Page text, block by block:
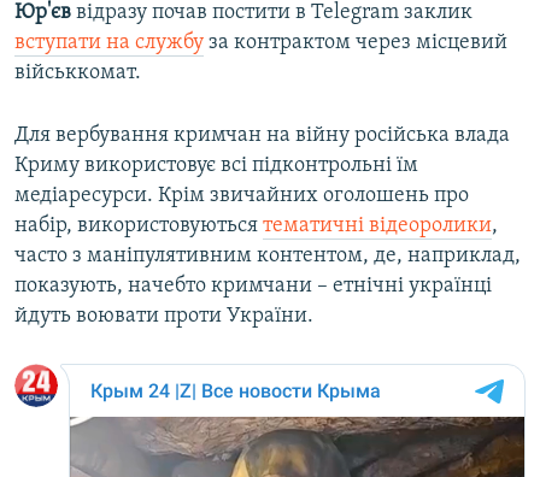
Юр'єв відразу почав постити в Telegram заклик
вступати на службу за контрактом через місцевий
військкомат.
Для вербування кримчан на війну російська влада
Криму використовує всі підконтрольні їм
медіаресурси. Крім звичайних оголошень про
набір, використовуються тематичні відеоролики,
часто з маніпулятивним контентом, де, наприклад,
показують, начебто кримчани – етнічні українці
йдуть воювати проти України.